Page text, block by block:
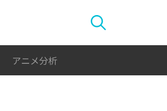
アニメ分析